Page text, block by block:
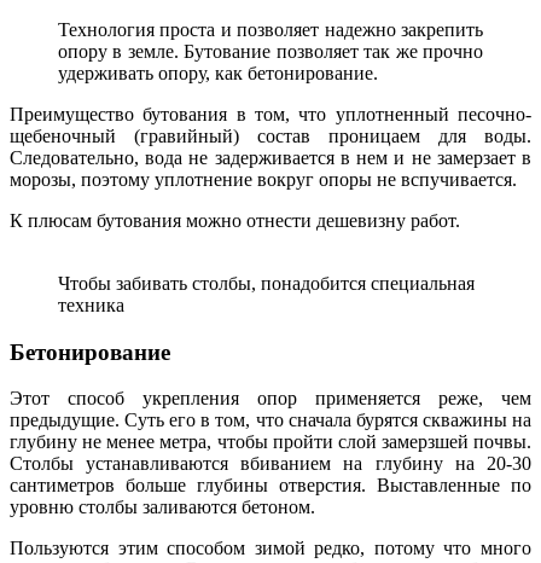
Технология проста и позволяет надежно закрепить
опору в земле. Бутование позволяет так же прочно
удерживать опору, как бетонирование.
Преимущество бутования в том, что уплотненный песочно-
щебеночный (гравийный) состав проницаем для воды.
Следовательно, вода не задерживается в нем и не замерзает в
морозы, поэтому уплотнение вокруг опоры не вспучивается.
К плюсам бутования можно отнести дешевизну работ.
Чтобы забивать столбы, понадобится специальная
техника
Бетонирование
Этот способ укрепления опор применяется реже, чем
предыдущие. Суть его в том, что сначала бурятся скважины на
глубину не менее метра, чтобы пройти слой замерзшей почвы.
Столбы устанавливаются вбиванием на глубину на 20-30
сантиметров больше глубины отверстия. Выставленные по
уровню столбы заливаются бетоном.
Пользуются этим способом зимой редко, потому что много